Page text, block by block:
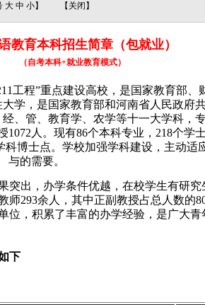
大 中 小】 【 关闭 】
教育本科招生简章（包就业）
（自考本科+就业教育模式）
工程”重点建设高校，是国家教育部、
学，是国家教育部和河南省人民政府共
、管、教育学、农学等十一大学科，
1072人。现有86个本科专业，218个学
科博士点。学校加强学科建设，主动适
与的需要。
突出，办学条件优越，在校学生有研究
师293余人，其中正副教授占总人数的
位，积累了丰富的办学经验，是广大青
下